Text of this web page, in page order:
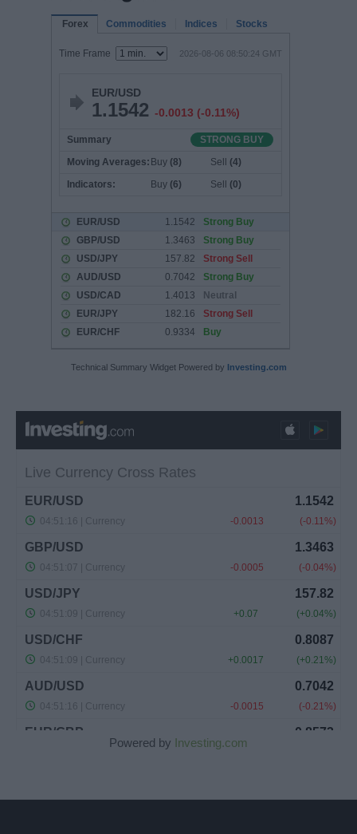
Technical Summary Widget Powered by Investing.com
Powered by Investing.com